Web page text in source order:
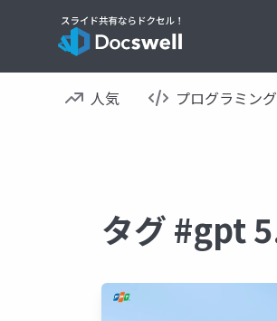
人気 プログラミング
タグ #gpt